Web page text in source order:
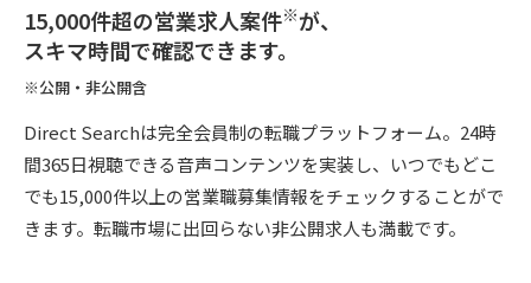
15,000件超の営業求人案件※が、
スキマ時間で確認できます。
※公開・非公開含
Direct Searchは完全会員制の転職プラットフォーム。24時
間365日視聴できる音声コンテンツを実装し、いつでもどこ
でも15,000件以上の営業職募集情報をチェックすることがで
きます。転職市場に出回らない非公開求人も満載です。